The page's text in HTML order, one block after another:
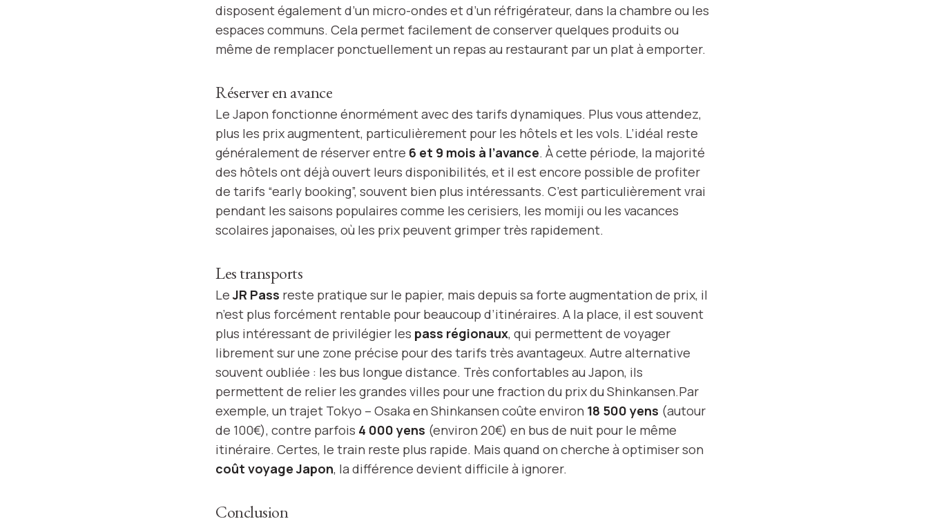
disposent également d’un micro-ondes et d’un réfrigérateur, dans la chambre ou les
espaces communs. Cela permet facilement de conserver quelques produits ou
même de remplacer ponctuellement un repas au restaurant par un plat à emporter.
Réserver en avance
Le Japon fonctionne énormément avec des tarifs dynamiques. Plus vous attendez,
plus les prix augmentent, particulièrement pour les hôtels et les vols. L’idéal reste
généralement de réserver entre 6 et 9 mois à l’avance. À cette période, la majorité
des hôtels ont déjà ouvert leurs disponibilités, et il est encore possible de profiter
de tarifs “early booking”, souvent bien plus intéressants. C’est particulièrement vrai
pendant les saisons populaires comme les cerisiers, les momiji ou les vacances
scolaires japonaises, où les prix peuvent grimper très rapidement.
Les transports
LeJR Pass reste pratique sur le papier, mais depuis sa forte augmentation de prix, il
n’est plus forcément rentable pour beaucoup d’itinéraires. A la place, il est souvent
plus intéressant de privilégier les pass régionaux, qui permettent de voyager
librement sur une zone précise pour des tarifs très avantageux. Autre alternative
souvent oubliée : les bus longue distance. Très confortables au Japon, ils
permettent de relier les grandes villes pour une fraction du prix du Shinkansen.Par
exemple, un trajet Tokyo – Osaka en Shinkansen coûte environ 18 500 yens (autour
de 100€), contre parfois 4 000 yens (environ 20€) en bus de nuit pour le même
itinéraire. Certes, le train reste plus rapide. Mais quand on cherche à optimiser son
coût voyage Japon, la différence devient difficile à ignorer.
Conclusion